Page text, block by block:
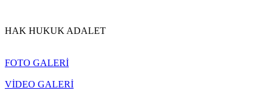
HAK HUKUK ADALET
FOTO GALERİ
VİDEO GALERİ